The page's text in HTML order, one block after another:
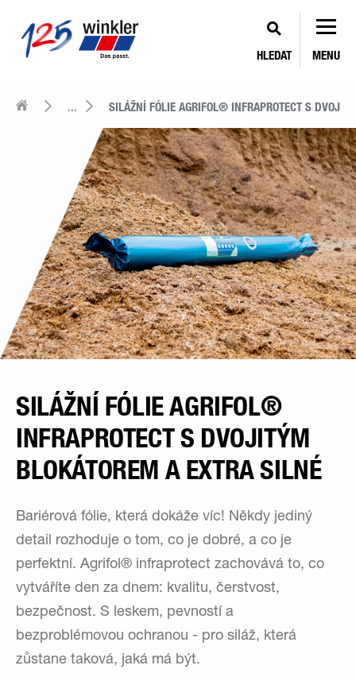
HLEDAT MENU
... SILÁŽNÍ FÓLIE AGRIFOL® INFRAPROTECT S
SILÁŽNÍ FÓLIE AGRIFOL®
INFRAPROTECT S DVOJITÝM
BLOKÁTOREM A EXTRA SILNÉ
Bariérová fólie, která dokáže víc! Někdy jediný
detail rozhoduje o tom, co je dobré, a co je
perfektní. Agrifol® infraprotect zachovává to, co
vytváříte den za dnem: kvalitu, čerstvost,
bezpečnost. S leskem, pevností a
bezproblémovou ochranou - pro siláž, která
zůstane taková, jaká má být.